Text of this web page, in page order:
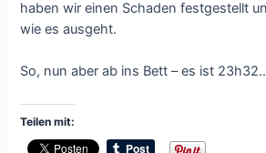
haben wir einen Schaden festgestellt
wie es ausgeht.
So, nun aber ab ins Bett – es ist
Teilen mit: